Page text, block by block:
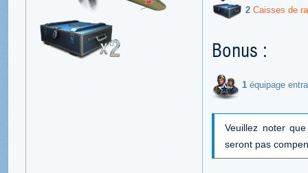
2 Caisses de
Bonus :
1 équipage
Veuillez noter
seront pas